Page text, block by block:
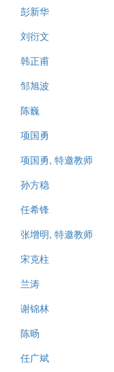
彭新华
刘衍文
韩正甫
邹旭波
陈巍
项国勇
项国勇, 特邀教师
孙方稳
任希锋
张增明, 特邀教师
宋克柱
兰涛
谢锦林
陈旸
任广斌